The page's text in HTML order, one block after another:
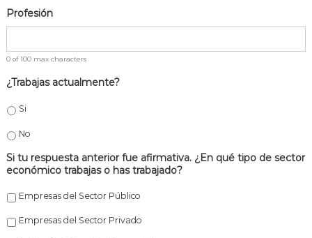
Profesión
0 of 100 max characters
¿Trabajas actualmente?
Si
No
Si tu respuesta anterior fue afirmativa. ¿En qué tipo de sector
económico trabajas o has trabajado?
Empresas del Sector Público
Empresas del Sector Privado